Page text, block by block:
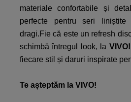
materiale confortabile și
perfecte pentru seri
dragi.Fie că este un refresh
schimbă întregul look, la VIVO!
fiecare stil și daruri inspirate
Te așteptăm la VIVO!